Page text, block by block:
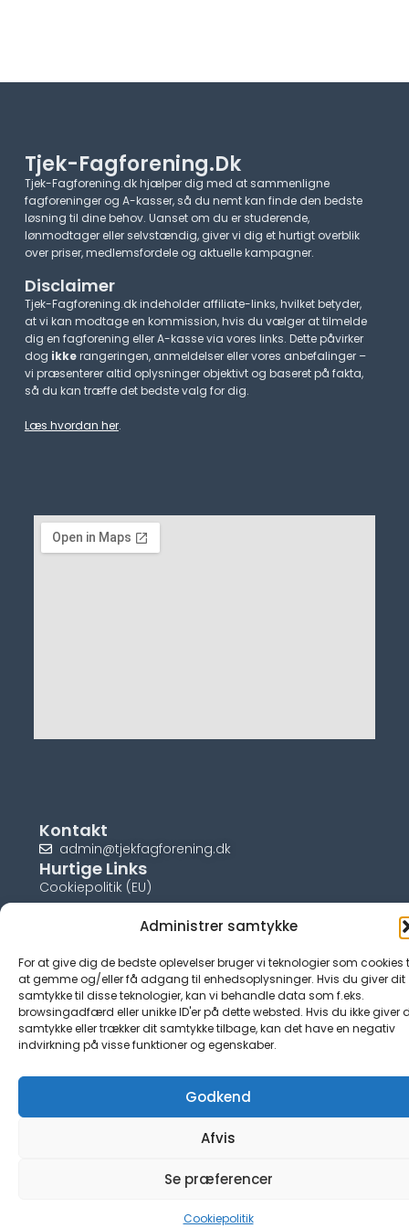
Administrer samtykke
For at give dig de bedste oplevelser bruger vi teknologier som cookies
at gemme og/eller få adgang til enhedsoplysninger. Hvis du giver dit
samtykke til disse teknologier, kan vi behandle data som f.eks.
browsingadfærd eller unikke ID'er på dette websted. Hvis du ikke giver
samtykke eller trækker dit samtykke tilbage, kan det have en negativ
indvirkning på visse funktioner og egenskaber.
Godkend
Afvis
Se præferencer
Cookiepolitik
Tjek-Fagforening.dk
Tjek-Fagforening.dk hjælper dig med at sammenligne
fagforeninger og A-kasser, så du nemt kan finde den bedste
løsning til dine behov. Uanset om du er studerende,
lønmodtager eller selvstændig, giver vi dig et hurtigt overblik
over priser, medlemsfordele og aktuelle kampagner.​
Disclaimer
Tjek-Fagforening.dk indeholder affiliate-links, hvilket betyder,
at vi kan modtage en kommission, hvis du vælger at tilmelde
dig en fagforening eller A-kasse via vores links. Dette påvirker
dog ikkerangeringen, anmeldelser eller vores anbefalinger –
vi præsenterer altid oplysninger objektivt og baseret på fakta,
så du kan træffe det bedste valg for dig.
Læs hvordan her.
Kontakt
admin@tjekfagforening.dk
Hurtige Links
Cookiepolitik (EU)
© tjek-fagforening.dk